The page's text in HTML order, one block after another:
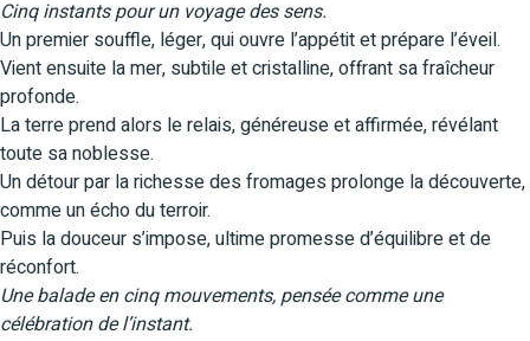
Cinq instants pour un voyage des sens.
Un premier souffle, léger, qui ouvre l’appétit et prépare l’éveil.
Vient ensuite la mer, subtile et cristalline, offrant sa fraîcheur
profonde.
La terre prend alors le relais, généreuse et affirmée, révélant
toute sa noblesse.
Un détour par la richesse des fromages prolonge la découverte,
comme un écho du terroir.
Puis la douceur s’impose, ultime promesse d’équilibre et de
réconfort.
Une balade en cinq mouvements, pensée comme une
célébration de l’instant.